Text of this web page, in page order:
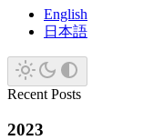
English
日本語
Recent Posts
2023